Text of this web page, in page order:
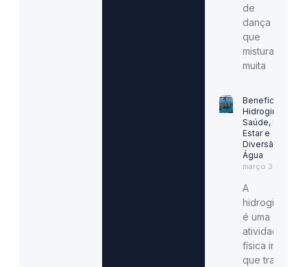
de
dança
que
mistura
muita
Benefícios da
Hidroginástica:
Saúde, Bem-
Estar e
Diversão na
Água
março 30, 2025
A
hidroginástica
é uma
atividade
física incrível
que traz